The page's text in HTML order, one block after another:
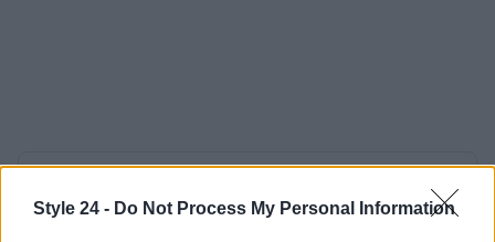
Style 24 - Do Not Process My Personal Information
Staff